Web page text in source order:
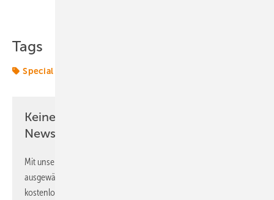
Tags
Special
Keine Zeit? Kein Problem mit dem ERE
Newsletter!
Mit unserem Newsletter erhalten Sie regelmäßig von uns
ausgewählte Informationen und Neuigkeiten, gebündelt und
kostenlos direkt ins Postfach.